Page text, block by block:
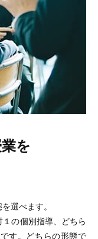
を
選べます。
の個別指導、どちら
す。どちらの形態で